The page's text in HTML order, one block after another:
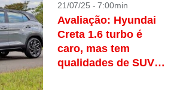
21/07/25 - 7:00min
Avaliação: Hyundai
Creta 1.6 turbo é
caro, mas tem
qualidades de SUV